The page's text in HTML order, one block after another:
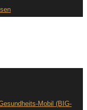
Mobil (BIG-